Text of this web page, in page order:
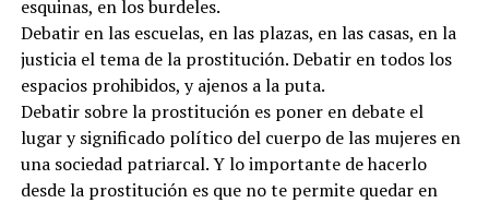
esquinas, en los burdeles.
Debatir en las escuelas, en las plazas, en las casas, en la
justicia el tema de la prostitución. Debatir en todos los
espacios prohibidos, y ajenos a la puta.
Debatir sobre la prostitución es poner en debate el
lugar y significado político del cuerpo de las mujeres en
una sociedad patriarcal. Y lo importante de hacerlo
desde la prostitución es que no te permite quedar en